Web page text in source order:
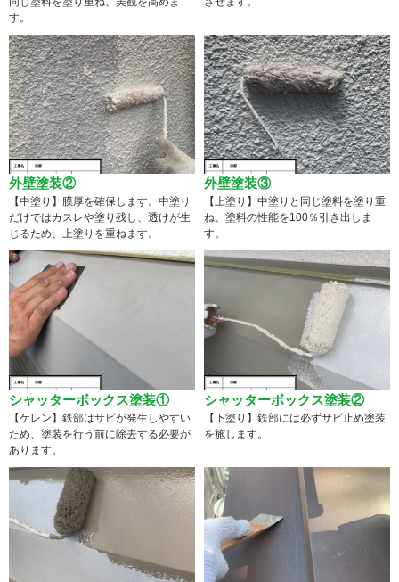
す。
外壁塗装②
【中塗り】膜厚を確保します。中塗り
だけではカスレや塗り残し、透けが生
じるため、上塗りを重ねます。
外壁塗装③
【上塗り】中塗りと同じ塗料を塗り重
ね、塗料の性能を100％引き出しま
す。
シャッターボックス塗装①
【ケレン】鉄部はサビが発生しやすい
ため、塗装を行う前に除去する必要が
あります。
シャッターボックス塗装②
【下塗り】鉄部には必ずサビ止め塗装
を施します。